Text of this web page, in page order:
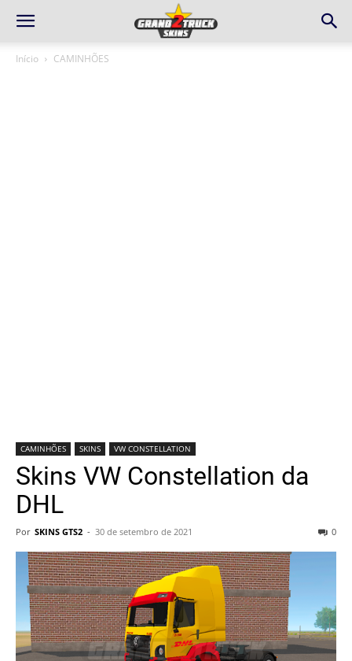
Início CAMINHÕES
CAMINHÕES SKINS VW CONSTELLATION
Skins VW Constellation da
DHL
Por SKINS GTS2 - 30 de setembro de 2021 0